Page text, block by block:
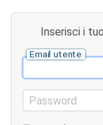
Inserisci i
Email utente
Password